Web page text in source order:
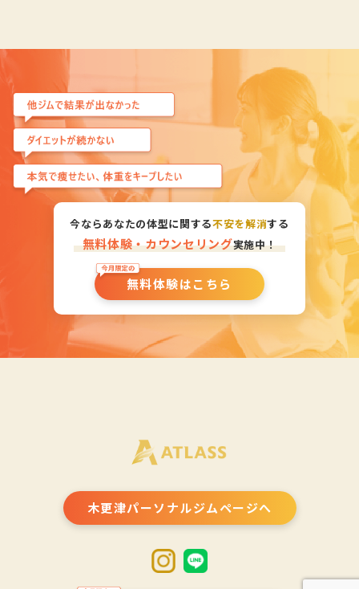
今ならあなたの体型に関する不安を解消する
無料体験・カウンセリング実施中！
無料体験はこちら
木更津パーソナルジムページへ